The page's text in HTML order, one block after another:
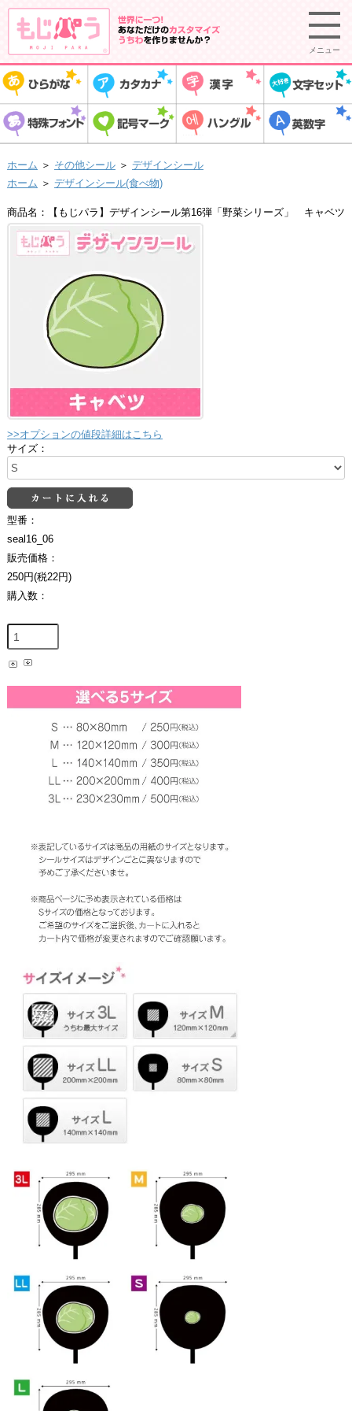
メニュー
ホーム ＞ その他シール ＞ デザインシール
ホーム ＞ デザインシール(食べ物)
商品名：【もじパラ】デザインシール第16弾「野菜シリーズ」 キャベツ
>>オプションの値段詳細はこちら
サイズ：
型番：
seal16_06
販売価格：
250円(税22円)
購入数：